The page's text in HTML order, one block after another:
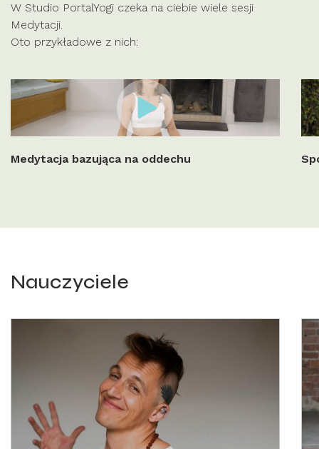
W Studio PortalYogi czeka na ciebie wiele sesji
Medytacji.
Oto przykładowe z nich:
Medytacja bazująca na oddechu
Nauczyciele